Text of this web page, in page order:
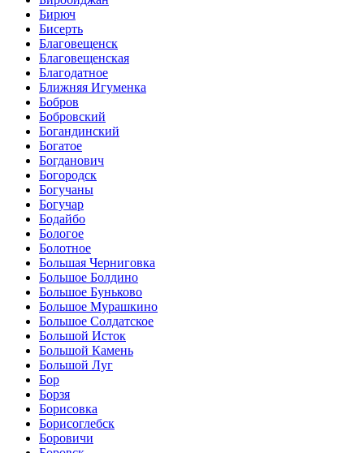
Бирюч
Бисерть
Благовещенск
Благовещенская
Благодатное
Ближняя Игуменка
Бобров
Бобровский
Богандинский
Богатое
Богданович
Богородск
Богучаны
Богучар
Бодайбо
Бологое
Болотное
Большая Черниговка
Большое Болдино
Большое Буньково
Большое Мурашкино
Большое Солдатское
Большой Исток
Большой Камень
Большой Луг
Бор
Борзя
Борисовка
Борисоглебск
Боровичи